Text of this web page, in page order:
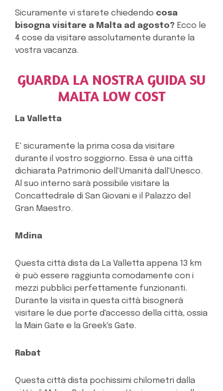
Sicuramente vi starete chiedendo cosa
bisogna visitare a Malta ad agosto? Ecco le
4 cose da visitare assolutamente durante la
vostra vacanza.
GUARDA LA NOSTRA GUIDA SU
MALTA LOW COST
La Valletta
E' sicuramente la prima cosa da visitare
durante il vostro soggiorno. Essa è una città
dichiarata Patrimonio dell'Umanità dall'Unesco.
Al suo interno sarà possibile visitare la
Concattedrale di San Giovani e il Palazzo del
Gran Maestro.
Mdina
Questa città dista da La Valletta appena 13 km
è può essere raggiunta comodamente con i
mezzi pubblici perfettamente funzionanti.
Durante la visita in questa città bisognerà
visitare le due porte d'accesso della città, ossia
la Main Gate e la Greek's Gate.
Rabat
Questa città dista pochissimi chilometri dalla